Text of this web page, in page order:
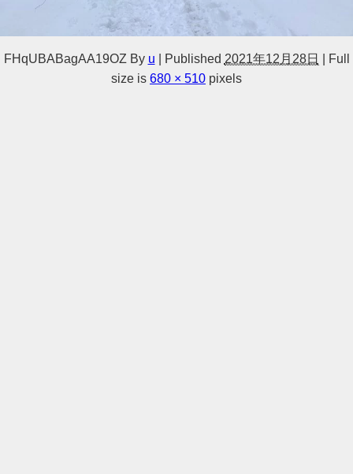
FHqUBABagAA19OZ By u Published 2021年12月28日
Full
size is 680 × 510 pixels